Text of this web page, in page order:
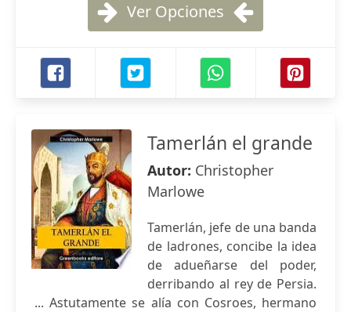
Ver Opciones
Tamerlán el grande
Autor: Christopher
Marlowe
Tamerlán, jefe de una banda
de ladrones, concibe la idea
de adueñarse del poder,
derribando al rey de Persia.
... Astutamente se alía con Cosroes, hermano